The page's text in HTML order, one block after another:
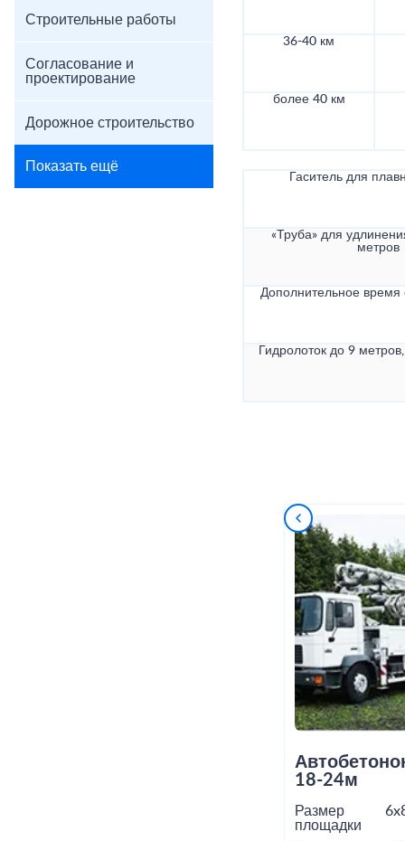
Строительные работы
Согласование и
проектирование
Дорожное строительство
Показать ещё
36-40 км
более 40 км
Гаситель для
«Труба» для
метров
Дополнительное
Гидролоток до 9
18-24м
Размер
площадки